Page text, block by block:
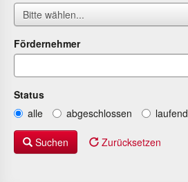
Bitte wählen...
Fördernehmer
Status
alle
abgeschlossen laufend
Suchen Zurücksetzen